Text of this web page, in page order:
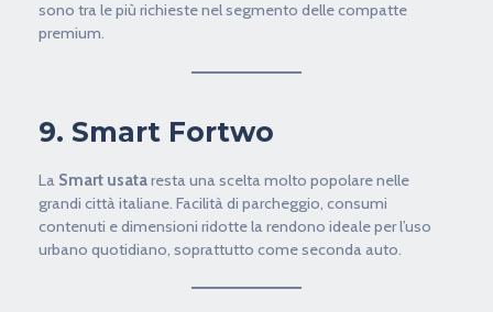
sono tra le più richieste nel segmento delle compatte
premium.
9. Smart Fortwo
La Smart usataresta una scelta molto popolare nelle
grandi città italiane. Facilità di parcheggio, consumi
contenuti e dimensioni ridotte la rendono ideale per l’uso
urbano quotidiano, soprattutto come seconda auto.